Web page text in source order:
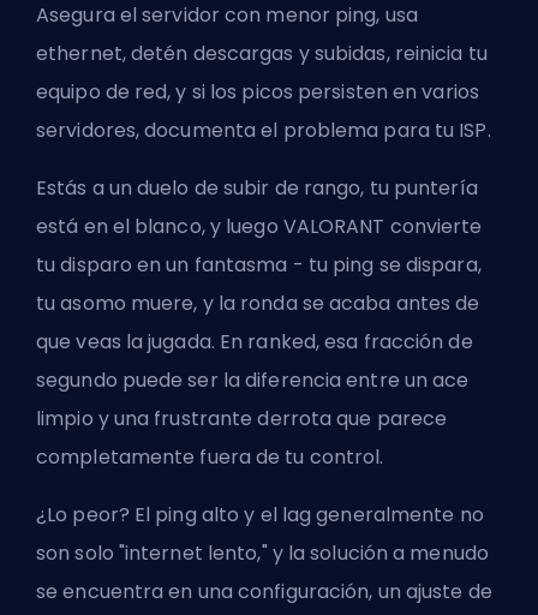
Asegura elservidor con menor ping, usa
ethernet, detén descargas y subidas, reinicia tu
equipo de red, y si los picos persisten en varios
servidores, documenta el problema para tu ISP.
Estás a un duelo de subir de rango, tu puntería
está en el blanco, y luego VALORANT convierte
tu disparo en un fantasma - tu ping se dispara,
tu asomo muere, y la ronda se acaba antes de
que veas la jugada. En ranked, esa fracción de
segundo puede ser la diferencia entre un ace
limpio y una frustrante derrota que parece
completamente fuera de tu control.
¿Lo peor? El ping alto y el lag generalmente no
son solo "internet lento," y la solución a menudo
se encuentra en una configuración, un ajuste de